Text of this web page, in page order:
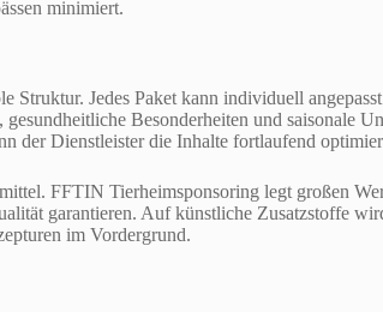
minimiert.
Struktur. Jedes Paket kann individuell
Besonderheiten und saisonale
der Dienstleister die Inhalte fortlaufend
FFTIN Tierheimsponsoring legt großen
garantieren. Auf künstliche Zusatzstoffe
im Vordergrund.